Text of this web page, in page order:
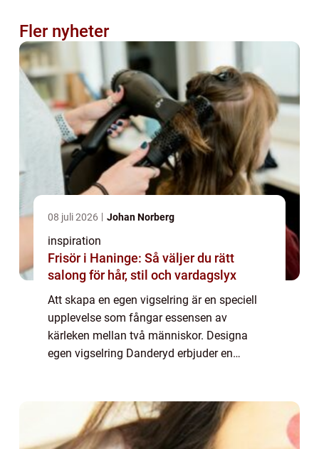
Fler nyheter
08 juli 2026 Johan Norberg
inspiration
Frisör i Haninge: Så väljer du rätt
salong för hår, stil och vardagslyx
Att skapa en egen vigselring är en speciell
upplevelse som fångar essensen av
kärleken mellan två människor. Designa
egen vigselring Danderyd erbjuder en